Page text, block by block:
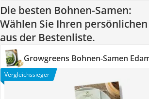
Die besten Bohnen-Samen:
Wählen Sie Ihren
aus der Bestenliste.
Growgreens Bohnen-Samen
Vergleichssieger